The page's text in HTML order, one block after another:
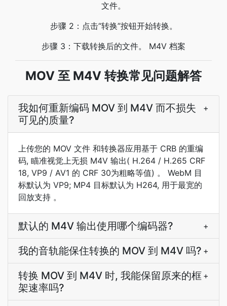
文件。
步骤 2：点击“转换”按钮开始转换。
步骤 3：下载转换后的文件。 M4V 档案
MOV 至 M4V 转换常见问题解答
我如何重新编码 MOV 到 M4V 而不损失
可见的质量?
+
上传您的 MOV 文件 和转换器应用基于 CRB 的重编
码, 瞄准视觉上无损 M4V 输出( H.264 / H.265 CRF
18, VP9 / AV1 的 CRF 30为粗略等值) 。 WebM 目
标默认为 VP9; MP4 目标默认为 H264, 用于最宽的
回放支持 。
默认的 M4V 输出使用哪个编码器? +
我的音轨能保住转换的 MOV 到 M4V 吗? +
转换 MOV 到 M4V 时, 我能保留原来的框
架速率吗?
+